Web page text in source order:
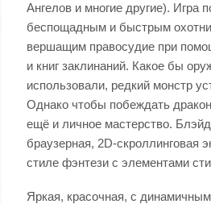
Ангелов и многие другие). Игра
беспощадным и быстрым
вершащим правосудие при
и книг заклинаний. Какое бы
использовали, редкий монстр
Однако чтобы побеждать
ещё и личное мастерство.
браузерная, 2D-скроллинговая
стиле фэнтези с элементами
Яркая, красочная, с